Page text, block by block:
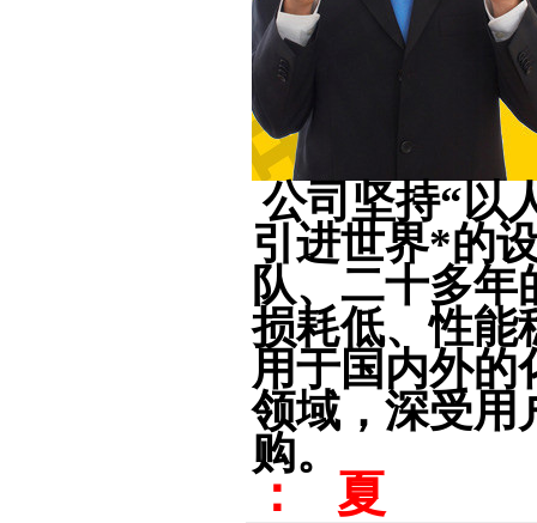
公司坚持“以
引进世界*的
队、二十多
损耗低、性能
用于国内外的
领域，深受用
购。
： 夏